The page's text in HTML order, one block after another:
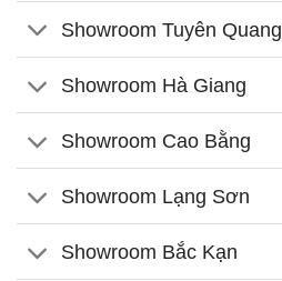
Showroom Tuyên Quang
Showroom Hà Giang
Showroom Cao Bằng
Showroom Lạng Sơn
Showroom Bắc Kạn